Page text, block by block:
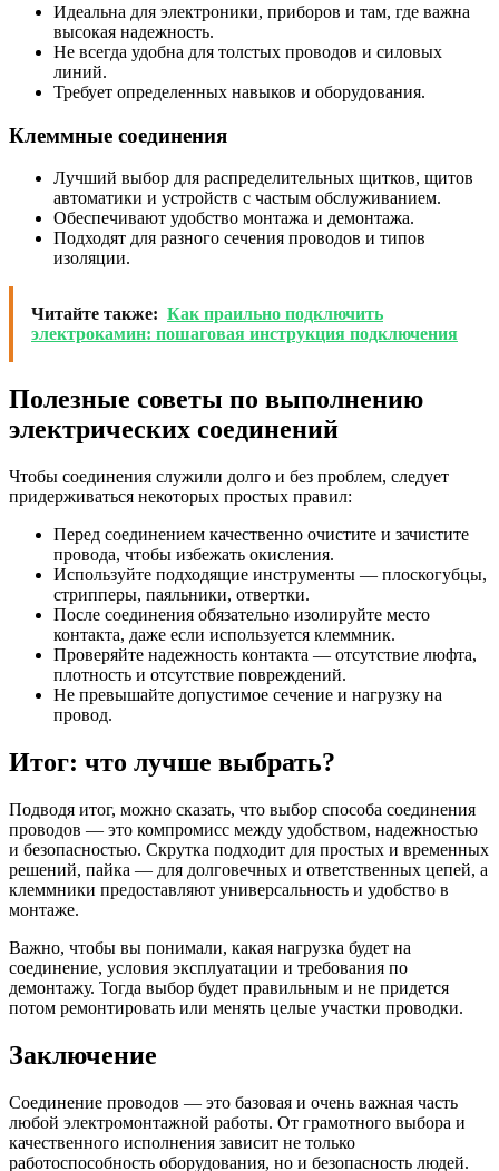
Идеальна для электроники, приборов и там, где важна
высокая надежность.
Не всегда удобна для толстых проводов и силовых
линий.
Требует определенных навыков и оборудования.
Клеммные соединения
Лучший выбор для распределительных щитков, щитов
автоматики и устройств с частым обслуживанием.
Обеспечивают удобство монтажа и демонтажа.
Подходят для разного сечения проводов и типов
изоляции.
Читайте также: Как праильно подключить
электрокамин: пошаговая инструкция подключения
Полезные советы по выполнению
электрических соединений
Чтобы соединения служили долго и без проблем, следует
придерживаться некоторых простых правил:
Перед соединением качественно очистите и зачистите
провода, чтобы избежать окисления.
Используйте подходящие инструменты — плоскогубцы,
стрипперы, паяльники, отвертки.
После соединения обязательно изолируйте место
контакта, даже если используется клеммник.
Проверяйте надежность контакта — отсутствие люфта,
плотность и отсутствие повреждений.
Не превышайте допустимое сечение и нагрузку на
провод.
Итог: что лучше выбрать?
Подводя итог, можно сказать, что выбор способа соединения
проводов — это компромисс между удобством, надежностью
и безопасностью. Скрутка подходит для простых и временных
решений, пайка — для долговечных и ответственных цепей, а
клеммники предоставляют универсальность и удобство в
монтаже.
Важно, чтобы вы понимали, какая нагрузка будет на
соединение, условия эксплуатации и требования по
демонтажу. Тогда выбор будет правильным и не придется
потом ремонтировать или менять целые участки проводки.
Заключение
Соединение проводов — это базовая и очень важная часть
любой электромонтажной работы. От грамотного выбора и
качественного исполнения зависит не только
работоспособность оборудования, но и безопасность людей.